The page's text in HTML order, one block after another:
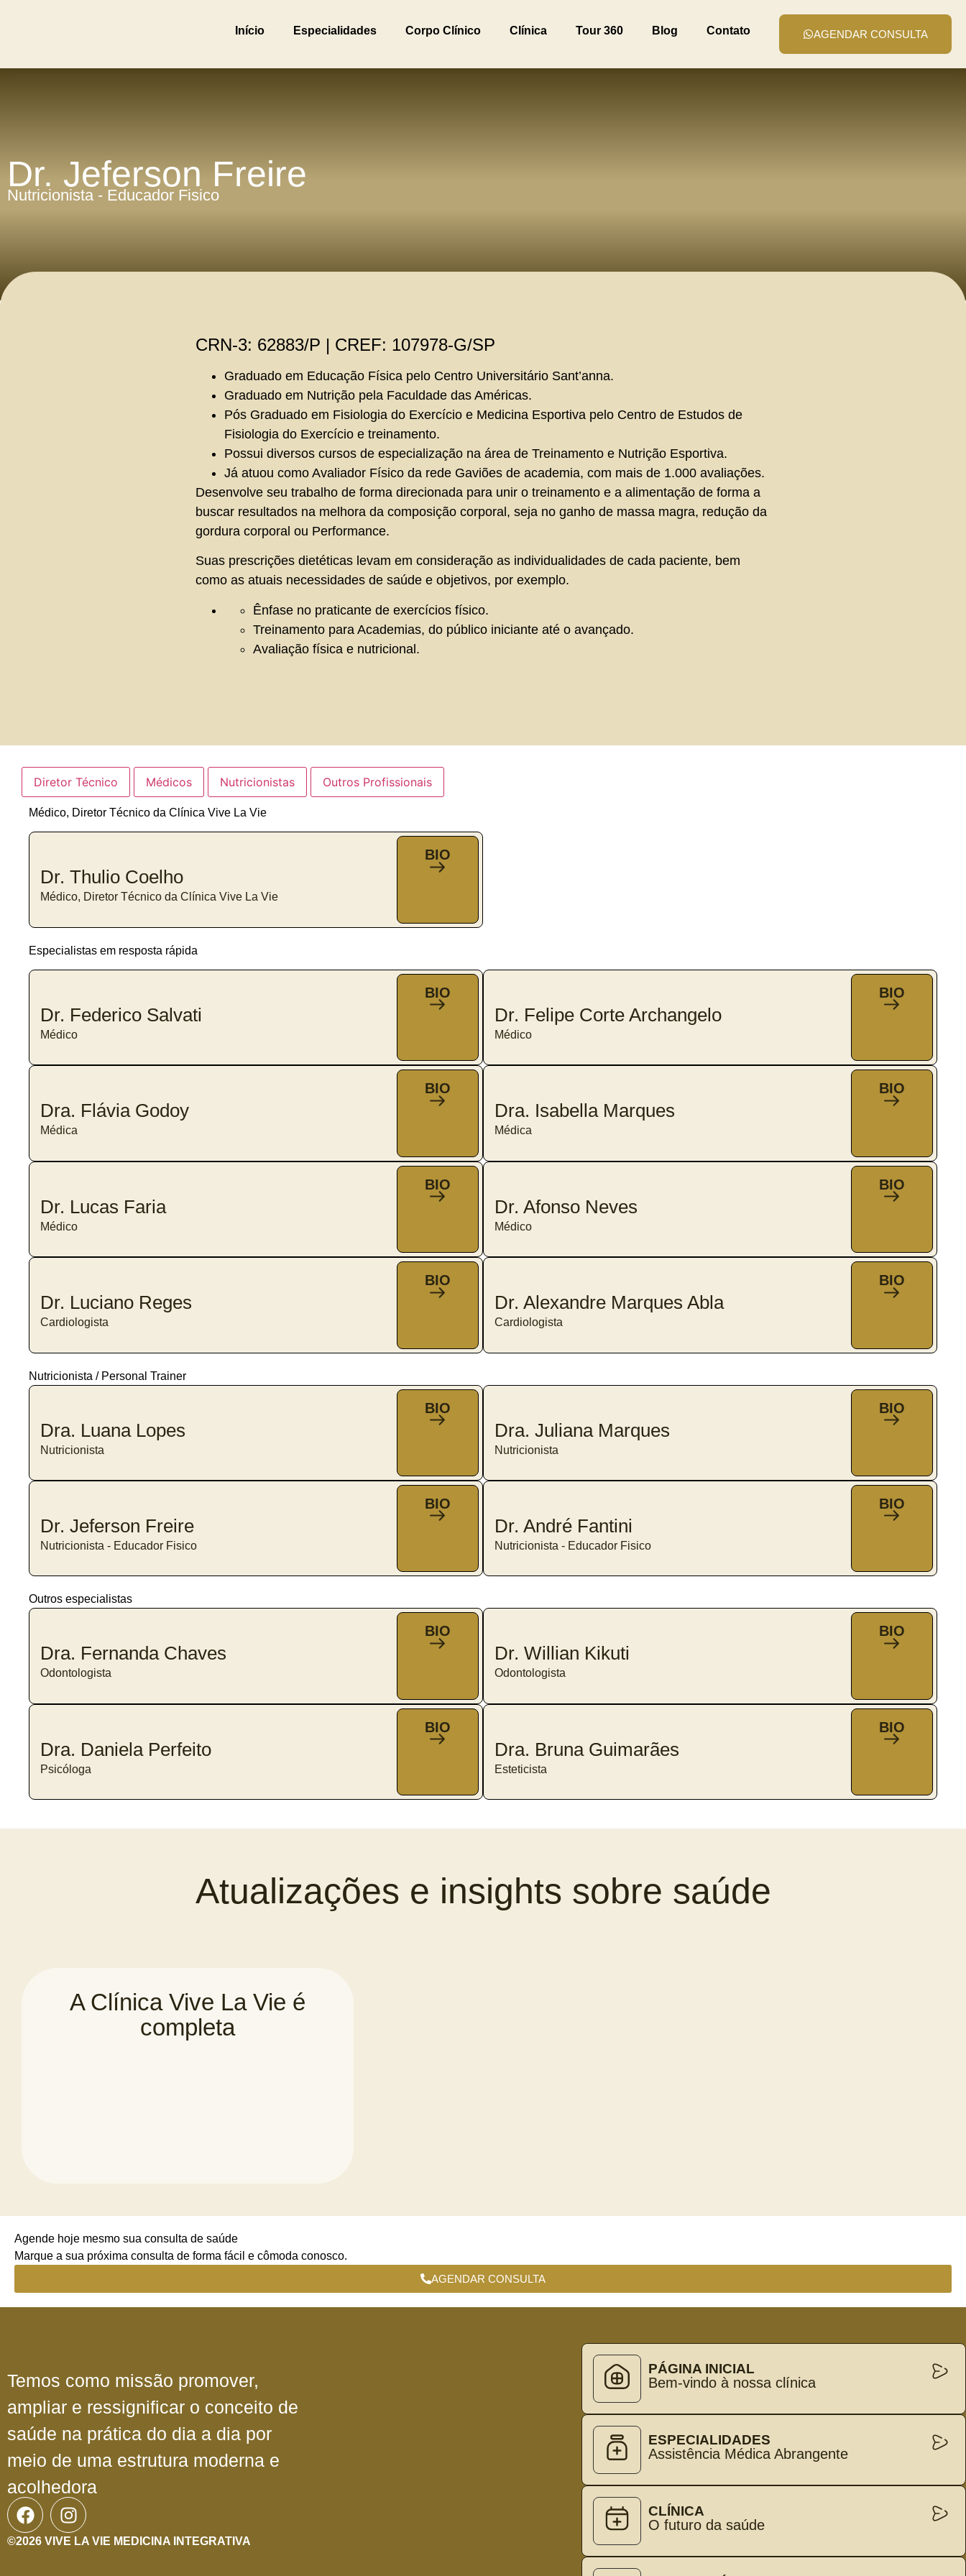
Início Especialidades Corpo Clínico Clínica Tour 360 Blog Contato AGENDAR CONSULTA
Dr. Jeferson Freire
Nutricionista - Educador Fisico
CRN-3: 62883/P | CREF: 107978-G/SP
Graduado em Educação Física pelo Centro Universitário Sant’anna.
Graduado em Nutrição pela Faculdade das Américas.
Pós Graduado em Fisiologia do Exercício e Medicina Esportiva pelo Centro de Estudos de
Fisiologia do Exercício e treinamento.
Possui diversos cursos de especialização na área de Treinamento e Nutrição Esportiva.
Já atuou como Avaliador Físico da rede Gaviões de academia, com mais de 1.000 avaliações.
Desenvolve seu trabalho de forma direcionada para unir o treinamento e a alimentação de forma a
buscar resultados na melhora da composição corporal, seja no ganho de massa magra, redução da
gordura corporal ou Performance.
Suas prescrições dietéticas levam em consideração as individualidades de cada paciente, bem
como as atuais necessidades de saúde e objetivos, por exemplo.
Ênfase no praticante de exercícios físico.
Treinamento para Academias, do público iniciante até o avançado.
Avaliação física e nutricional.
Diretor Técnico Médicos Nutricionistas Outros Profissionais
Médico, Diretor Técnico da Clínica Vive La Vie
Dr. Thulio Coelho
Médico, Diretor Técnico da Clínica Vive La Vie
BIO
Especialistas em resposta rápida
Dr. Federico Salvati
Médico
BIO
Dr. Felipe Corte Archangelo
Médico
BIO
Dra. Flávia Godoy
Médica
BIO
Dra. Isabella Marques
Médica
BIO
Dr. Lucas Faria
Médico
BIO
Dr. Afonso Neves
Médico
BIO
Dr. Luciano Reges
Cardiologista
BIO
Dr. Alexandre Marques Abla
Cardiologista
BIO
Nutricionista / Personal Trainer
Dra. Luana Lopes
Nutricionista
BIO
Dra. Juliana Marques
Nutricionista
BIO
Dr. Jeferson Freire
Nutricionista - Educador Fisico
BIO
Dr. André Fantini
Nutricionista - Educador Fisico
BIO
Outros especialistas
Dra. Fernanda Chaves
Odontologista
BIO
Dr. Willian Kikuti
Odontologista
BIO
Dra. Daniela Perfeito
Psicóloga
BIO
Dra. Bruna Guimarães
Esteticista
BIO
Atualizações e insights sobre saúde
A Clínica Vive La Vie é
completa
Agende hoje mesmo sua consulta de saúde
Marque a sua próxima consulta de forma fácil e cômoda conosco.
AGENDAR CONSULTA
Temos como missão promover,
ampliar e ressignificar o conceito de
saúde na prática do dia a dia por
meio de uma estrutura moderna e
acolhedora
©2026 VIVE LA VIE MEDICINA INTEGRATIVA
PÁGINA INICIAL
Bem-vindo à nossa clínica
ESPECIALIDADES
Assistência Médica Abrangente
CLÍNICA
O futuro da saúde